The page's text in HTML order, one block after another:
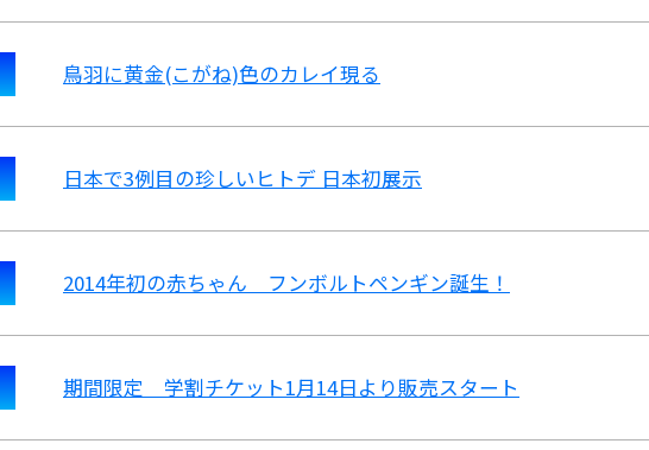
鳥羽に黄金(こがね)色のカレイ現る
日本で3例目の珍しいヒトデ 日本初展示
2014年初の赤ちゃん フンボルトペンギン誕生！
期間限定 学割チケット1月14日より販売スタート